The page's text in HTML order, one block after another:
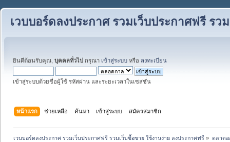
เวบบอร์ดลงประกาศ รวมเว็บประกาศฟรี รว
ยินดีต้อนรับคุณ, บุคคลทั่วไป กรุณา เข้าสู่ระบบ หรือ ลงทะเบียน
เข้าสู่ระบบด้วยชื่อผู้ใช้ รหัสผ่าน และระยะเวลาในเซสชั่น
หน้าแรก ช่วยเหลือ ค้นหา เข้าสู่ระบบ สมัครสมาชิก
เวบบอร์ดลงประกาศ รวมเว็บประกาศฟรี รวมเว็บซื้อขาย ใช้งานง่าย ลงประกาศฟรี » ตลาดอ